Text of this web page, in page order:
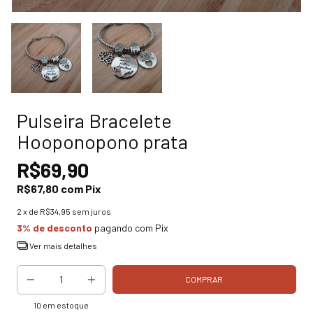
Pulseira Bracelete
Hooponopono prata
R$69,90
R$67,80 com Pix
2 x de R$34,95 sem juros
3% de desconto pagando com Pix
Ver mais detalhes
10 em estoque